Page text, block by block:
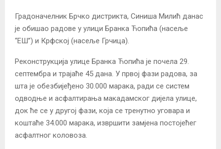
Градоначелник Брчко дистрикта, Синиша Милић данас
је обишао радове у улици Бранка Ћопића (насеље
“ЕШ”) и Крфској (насеље Грчица).
Реконструкција улице Бранка Ћопића је почела 29.
септембра и трајаће 45 дана. У првој фази радова, за
шта је обезбијеђено 30.000 марака, ради се систем
одводње и асфалтирања макадамског дијела улице,
док ће се у другој фази, која се тренутно уговара и
коштаће 34.000 марака, извршити замјена постојећег
асфалтног коловоза.